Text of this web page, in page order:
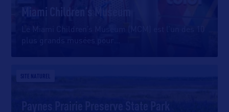
Miami Children’s Museum
Le Miami Children’s Museum (MCM) est l’un des 10
plus grands musées pour
SITE NATUREL